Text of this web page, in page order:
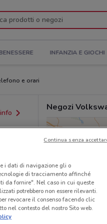
INFANZIA E GIOCHI
e orari
Negozi
i dati di navigazione gli o
di tracciamento affinché
da fornire". Nel caso in cui queste
potrebbero non essere rilevanti.
revocare il consenso facendo clic
nel contesto del nostro Sito web.
Continua senza